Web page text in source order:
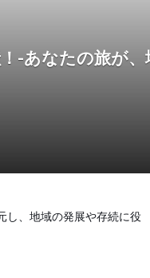
-あなたの旅が
し、地域の発展や存続に役